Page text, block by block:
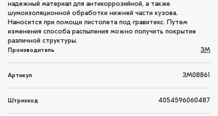
надежный материал для антикоррозийной, а также
шумоизоляционной обработки нижней части кузова.
Наносится при помощи пистолета под гравитекс. Путем
изменения способа распыления можно получить покрытие
различной структуры.
Производитель 3M
Артикул 3M08861
Штрихкод 4054596060487